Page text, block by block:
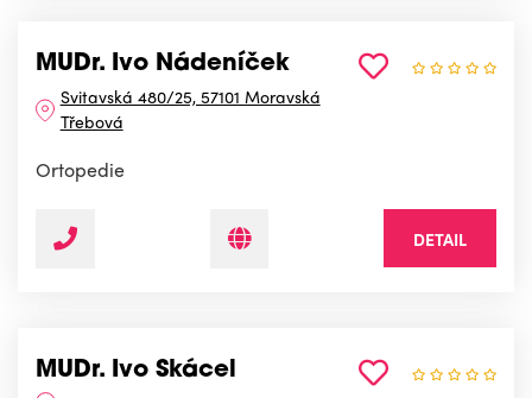
MUDr. Ivo Nádeníček
Svitavská 480/25, 57101 Moravská
Třebová
Ortopedie
DETAIL
MUDr. Ivo Skácel